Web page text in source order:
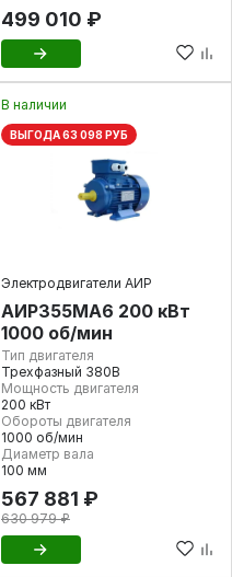
499 010 ₽
В наличии
ВЫГОДА 63 098 РУБ
Электродвигатели АИР
АИР355МА6 200 кВт
1000 об/мин
Тип двигателя
Трехфазный 380В
Мощность двигателя
200 кВт
Обороты двигателя
1000 об/мин
Диаметр вала
100 мм
567 881 ₽
630 979 ₽